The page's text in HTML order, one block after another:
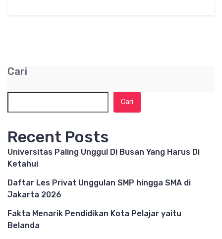
Cari
Cari
Recent Posts
Universitas Paling Unggul Di Busan Yang Harus Di
Ketahui
Daftar Les Privat Unggulan SMP hingga SMA di
Jakarta 2026
Fakta Menarik Pendidikan Kota Pelajar yaitu
Belanda